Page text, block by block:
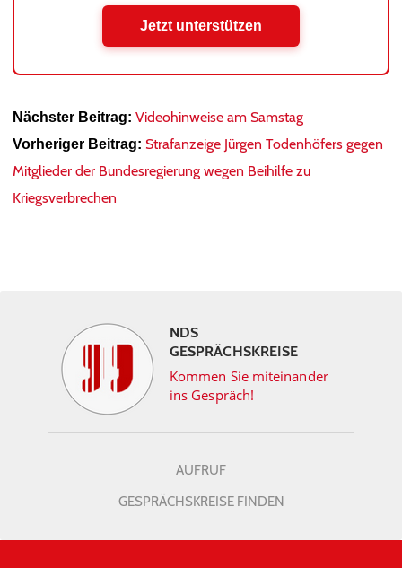
Jetzt unterstützen
Nächster Beitrag: Videohinweise am Samstag
Vorheriger Beitrag: Strafanzeige Jürgen Todenhöfers gegen
Mitglieder der Bundesregierung wegen Beihilfe zu
Kriegsverbrechen
NDS
GESPRÄCHSKREISE
Kommen Sie miteinander
ins Gespräch!
AUFRUF
GESPRÄCHSKREISE FINDEN